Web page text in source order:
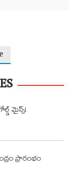
మైన్స్!
ప్రారంభం